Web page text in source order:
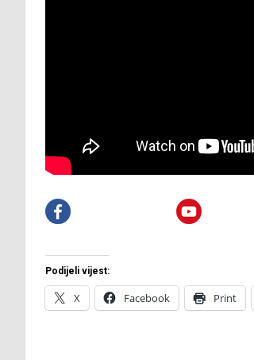
Podijeli vijest:
X Facebook Print